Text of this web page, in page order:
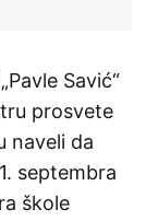
Savić“
prosvete
naveli da
septembra
škole